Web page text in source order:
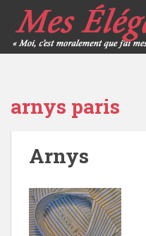
arnys paris
Arnys